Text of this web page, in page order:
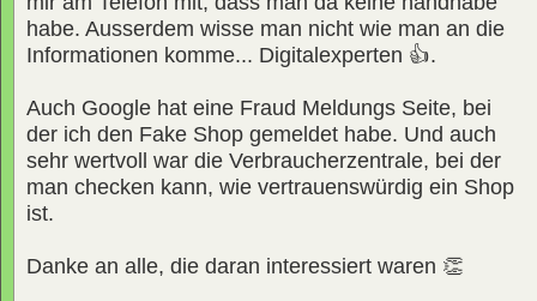
habe. Ausserdem wisse man nicht wie man an die
Informationen komme... Digitalexperten 👍.
Auch Google hat eine Fraud Meldungs Seite, bei
der ich den Fake Shop gemeldet habe. Und auch
sehr wertvoll war die Verbraucherzentrale, bei der
man checken kann, wie vertrauenswürdig ein Shop
ist.
Danke an alle, die daran interessiert waren 👏